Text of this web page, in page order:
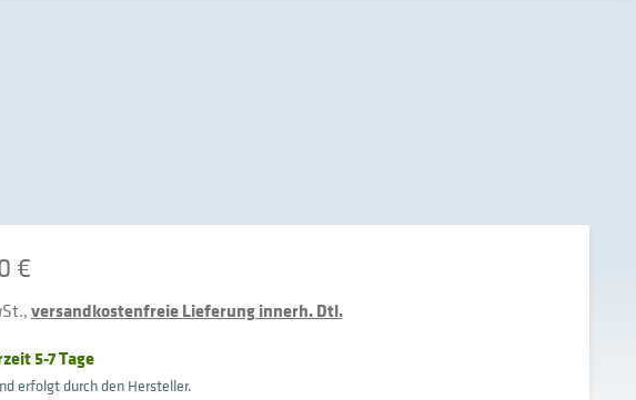
€
versandkostenfreie Lieferung innerh. Dtl.
5-7 Tage
erfolgt durch den Hersteller.